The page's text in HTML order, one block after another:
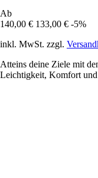
Ab
140,00 € 133,00 € -5%
inkl. MwSt. zzgl.
Atteins deine Ziele mit
Leichtigkeit, Komfort